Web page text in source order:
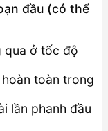
đầu (có thể
qua ở tốc độ
hoàn toàn trong
lần phanh đầu